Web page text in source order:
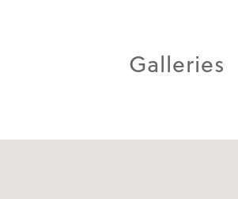
Galleries